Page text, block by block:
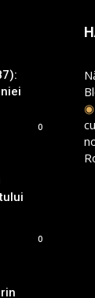
0
0
◉